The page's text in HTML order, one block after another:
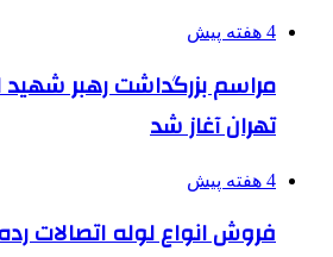
4 هفته پیش
مراسم بزرگداشت رهبر
تهران آغاز شد
4 هفته پیش